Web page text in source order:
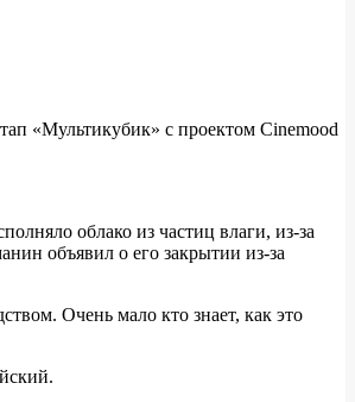
«Мультикубик» с проектом Сinemood
облако из частиц влаги, из-за
объявил о его закрытии из-за
Очень мало кто знает, как это